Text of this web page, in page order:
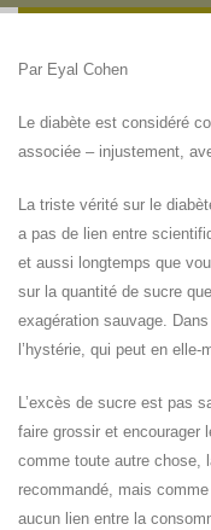
Par Eyal Cohen
Le diabète est considéré
associée – injustement,
La triste vérité sur le
a pas de lien entre
et aussi longtemps que
sur la quantité de sucre
exagération sauvage.
l’hystérie, qui peut en
L’excès de sucre est pas
faire grossir et encourager
comme toute autre chose,
recommandé, mais
aucun lien entre la